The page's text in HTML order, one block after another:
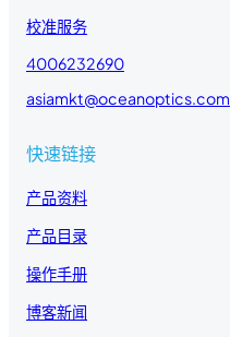
校准服务
4006232690
asiamkt@oceanoptics.com
快速链接
产品资料
产品目录
操作手册
博客新闻